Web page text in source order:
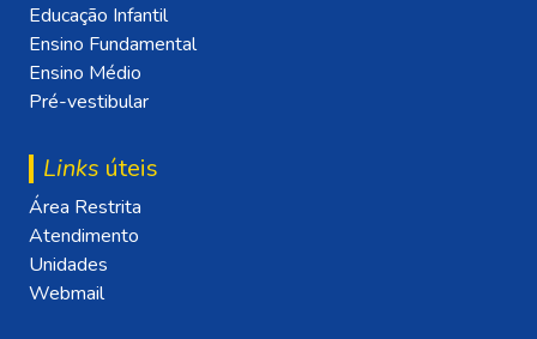
Educação Infantil
Ensino Fundamental
Ensino Médio
Pré-vestibular
Links úteis
Área Restrita
Atendimento
Unidades
Webmail